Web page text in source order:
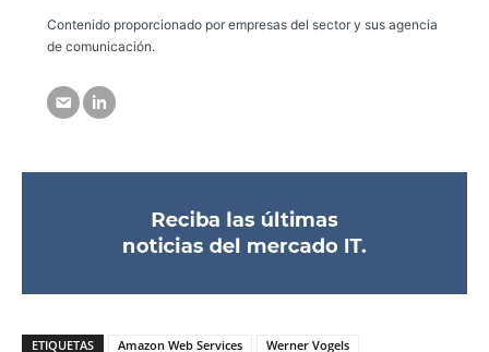
Contenido proporcionado por empresas del sector y sus agencia
de comunicación.
ETIQUETAS Amazon Web Services Werner Vogels